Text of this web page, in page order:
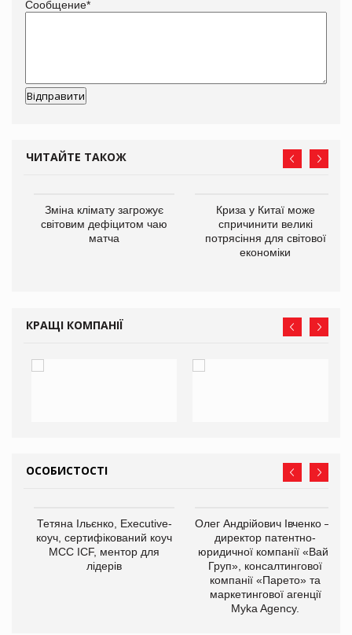
Сообщение*
ЧИТАЙТЕ ТАКОЖ
Зміна клімату загрожує
світовим дефіцитом чаю
матча
Криза у Китаї може
спричинити великі
потрясіння для світової
економіки
КРАЩІ КОМПАНІЇ
ОСОБИСТОСТІ
Тетяна Ільєнко, Executive-
коуч, сертифікований коуч
МСС ICF, ментор для
лідерів
Олег Андрійович Івченко —
директор патентно-
юридичної компанії «Вайз
Груп», консалтингової
компанії «Парето» та
маркетингової агенції
Myka Agency.